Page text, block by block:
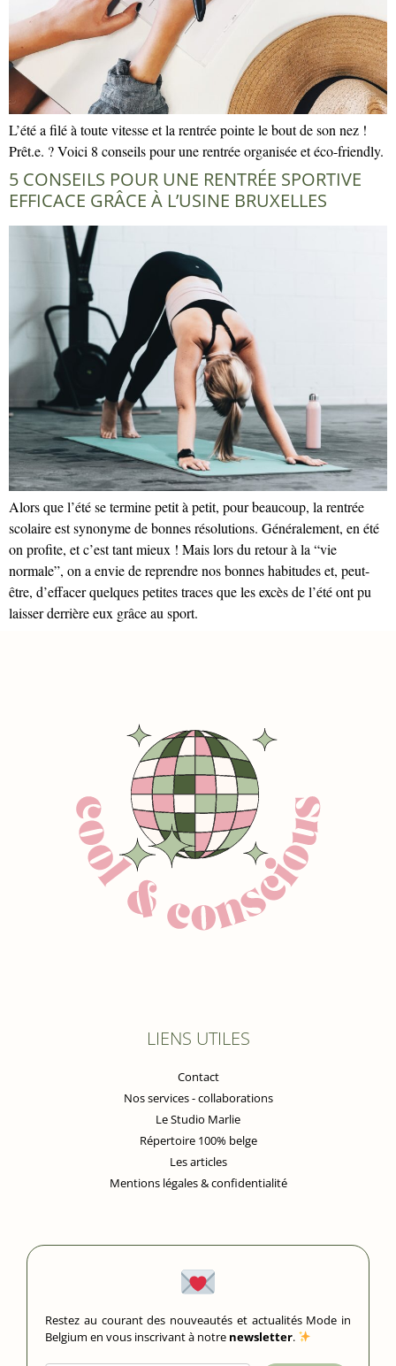
L’été a filé à toute vitesse et la rentrée pointe le bout de son nez !
Prêt.e. ? Voici 8 conseils pour une rentrée organisée et éco-friendly.
5 CONSEILS POUR UNE RENTRÉE SPORTIVE
EFFICACE GRÂCE À L’USINE BRUXELLES
Alors que l’été se termine petit à petit, pour beaucoup, la rentrée
scolaire est synonyme de bonnes résolutions. Généralement, en été
on profite, et c’est tant mieux ! Mais lors du retour à la “vie
normale”, on a envie de reprendre nos bonnes habitudes et, peut-
être, d’effacer quelques petites traces que les excès de l’été ont pu
laisser derrière eux grâce au sport.
LIENS UTILES
Contact
Nos services - collaborations
Le Studio Marlie
Répertoire 100% belge
Les articles
Mentions légales & confidentialité
Restez au courant des nouveautés et actualités Mode in
Belgium en vous inscrivant à notre newsletter.